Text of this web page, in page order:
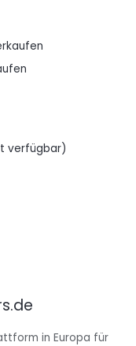
verfügbar)
in Europa für